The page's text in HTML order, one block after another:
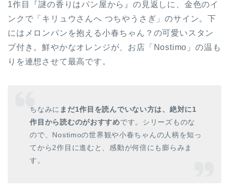
1作目『謎の香りはパン屋から』の見返しに、金色のイ
ンクで「キリュウさんへ つちやうさぎ」のサイン。下
にはメロンパンを抱える小春ちゃん？の可愛いスタン
プ付き。鮮やかなオレンジが、お店「Nostimo」の温も
りを連想させて最高です。
ちなみに まだ1作目を読んでいない方は、絶対に1
作目から読むのがおすすめです。シリーズものな
ので、Nostimoの世界観や小春ちゃんの人柄を知っ
てから2作目に進むと、感動が何倍にも膨らみま
す。